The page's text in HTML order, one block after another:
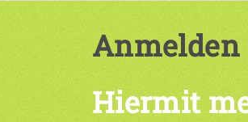
Anmelden
Hiermit